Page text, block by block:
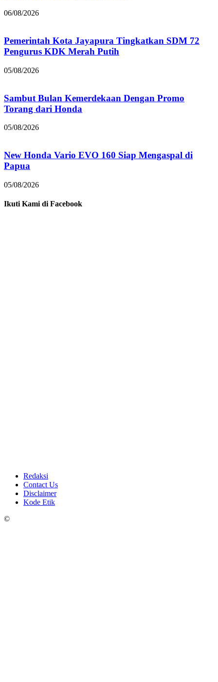
06/08/2026
Pemerintah Kota Jayapura Tingkatkan SDM 72
Pengurus KDK Merah Putih
05/08/2026
Sambut Bulan Kemerdekaan Dengan Promo
Torang dari Honda
05/08/2026
New Honda Vario EVO 160 Siap Mengaspal di
Papua
05/08/2026
Ikuti Kami di Facebook
Redaksi
Contact Us
Disclaimer
Kode Etik
©